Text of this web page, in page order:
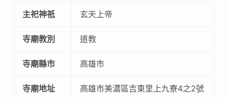
主祀神祇 玄天上帝
寺廟教別 道教
寺廟縣市 高雄市
寺廟地址 高雄市美濃區吉東里上九寮4之2號